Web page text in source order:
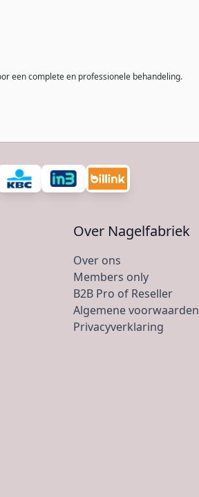
een complete en professionele behandeling.
Over Nagelfabriek
Over ons
Members only
B2B Pro of Reseller
Algemene voorwaarden
Privacyverklaring